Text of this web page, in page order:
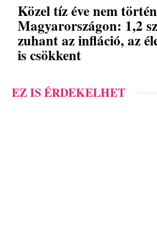
Közel tíz éve nem
Magyarországon: 1,2
zuhant az infláció, az
is csökkent
EZ IS ÉRDEKELHET